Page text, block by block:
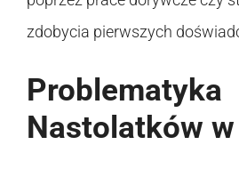
zdobycia pierwszych
Problematyka
Nastolatków